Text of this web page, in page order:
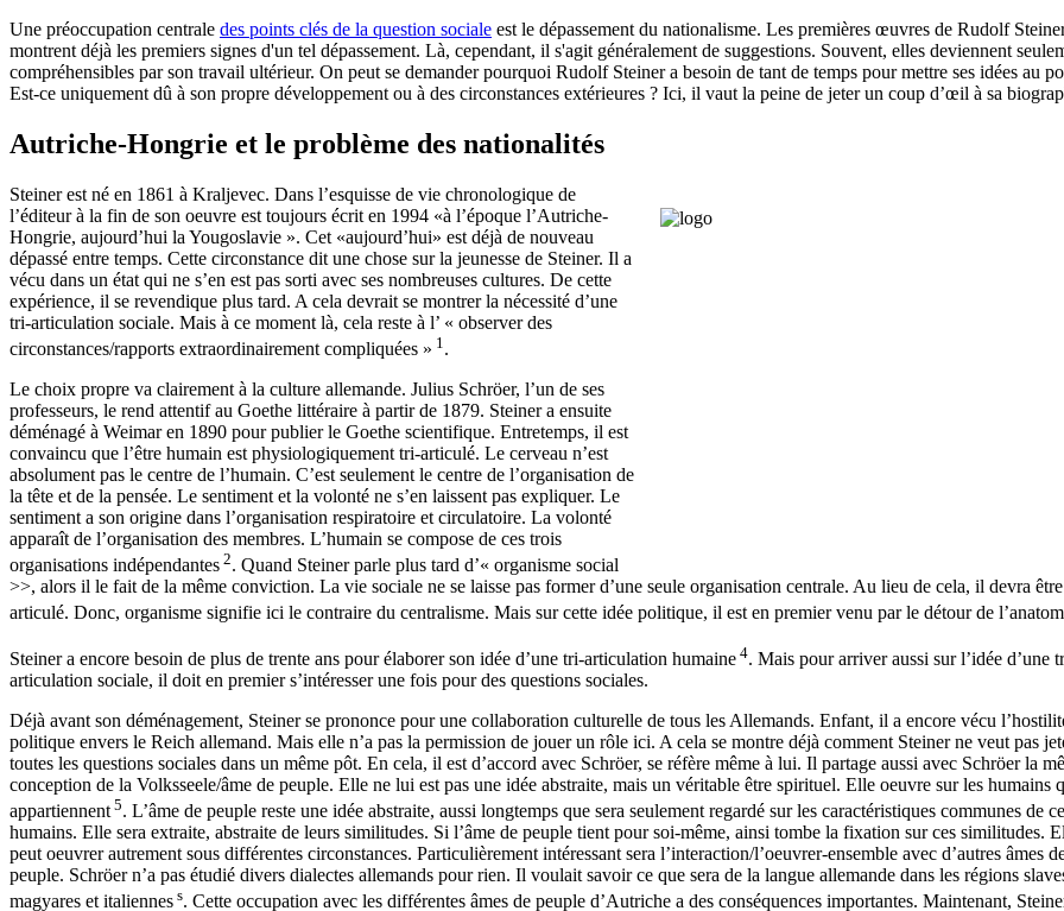
Une préoccupation centrale des points clés de la question sociale est le dépassement du nationalisme. Les premières œuvres de Rudolf
montrent déjà les premiers signes d'un tel dépassement. Là, cependant, il s'agit généralement de suggestions. Souvent, elles deviennent
compréhensibles par son travail ultérieur. On peut se demander pourquoi Rudolf Steiner a besoin de tant de temps pour mettre ses idées au
Est-ce uniquement dû à son propre développement ou à des circonstances extérieures ? Ici, il vaut la peine de jeter un coup d’œil à sa
Autriche-Hongrie et le problème des nationalités
Steiner est né en 1861 à Kraljevec. Dans l’esquisse de vie chronologique de
l’éditeur à la fin de son oeuvre est toujours écrit en 1994 «à l’époque l’Autriche­
Hongrie, aujourd’hui la Yougoslavie ». Cet «aujourd’hui» est déjà de nouveau
dépassé entre temps. Cette circonstance dit une chose sur la jeunesse de Steiner. Il a
vécu dans un état qui ne s’en est pas sorti avec ses nombreuses cultures. De cette
expérience, il se revendique plus tard. A cela devrait se montrer la nécessité d’une
tri-articulation sociale. Mais à ce moment là, cela reste à l’ « observer des
circonstances/rapports extraordinairement compliquées » 1 .
Le choix propre va clairement à la culture allemande. Julius Schröer, l’un de ses
professeurs, le rend attentif au Goethe littéraire à partir de 1879. Steiner a ensuite
déménagé à Weimar en 1890 pour publier le Goethe scientifique. Entretemps, il est
convaincu que l’être humain est physiologiquement tri-articulé. Le cerveau n’est
absolument pas le centre de l’humain. C’est seulement le centre de l’organisation de
la tête et de la pensée. Le sentiment et la volonté ne s’en laissent pas expliquer. Le
sentiment a son origine dans l’organisation respiratoire et circulatoire. La volonté
apparaît de l’organisation des membres. L’humain se compose de ces trois
organisations indépendantes 2. Quand Steiner parle plus tard d’« organisme social
>>, alors il le fait de la même conviction. La vie sociale ne se laisse pas former d’une seule organisation centrale. Au lieu de cela, il devra
articulé. Donc, organisme signifie ici le contraire du centralisme. Mais sur cette idée politique, il est en premier venu par le détour de
Steiner a encore besoin de plus de trente ans pour élaborer son idée d’une tri-articulation humaine 4. Mais pour arriver aussi sur l’idée d’une
articulation sociale, il doit en premier s’intéresser une fois pour des questions sociales.
Déjà avant son déménagement, Steiner se prononce pour une collaboration culturelle de tous les Allemands. Enfant, il a encore vécu
politique envers le Reich allemand. Mais elle n’a pas la permission de jouer un rôle ici. A cela se montre déjà comment Steiner ne veut pas
toutes les questions sociales dans un même pôt. En cela, il est d’accord avec Schröer, se réfère même à lui. Il partage aussi avec Schröer la
conception de la Volksseele/âme de peuple. Elle ne lui est pas une idée abstraite, mais un véritable être spirituel. Elle oeuvre sur les humains
appartiennent 5. L’âme de peuple reste une idée abstraite, aussi longtemps que sera seulement regardé sur les caractéristiques communes de
humains. Elle sera extraite, abstraite de leurs similitudes. Si l’âme de peuple tient pour soi-même, ainsi tombe la fixation sur ces similitudes.
peut oeuvrer autrement sous différentes circonstances. Particulièrement intéressant sera l’interaction/l’oeuvrer-ensemble avec d’autres âmes
peuple. Schröer n’a pas étudié divers dialectes allemands pour rien. Il voulait savoir ce que sera de la langue allemande dans les régions
magyares et italiennes s. Cette occupation avec les différentes âmes de peuple d’Autriche a des conséquences importantes. Maintenant,